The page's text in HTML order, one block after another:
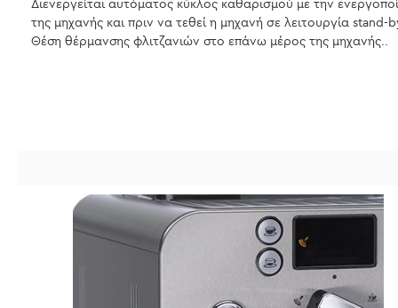
Διενεργείται αυτόματος κύκλος καθαρισμού με την
της μηχανής και πριν να τεθεί η μηχανή σε λειτουργία stand-
Θέση θέρμανσης φλιτζανιών στο επάνω μέρος της μηχανής..